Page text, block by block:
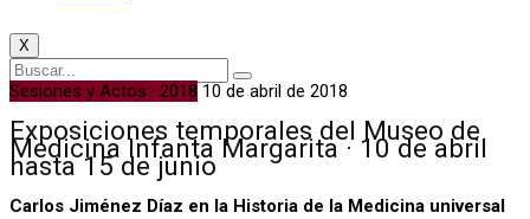
X
Sesiones y Actos · 2018 10 de abril de 2018
Exposiciones temporales del Museo de
Medicina Infanta Margarita · 10 de abril
hasta 15 de junio
Carlos Jiménez Díaz en la Historia de la Medicina universal